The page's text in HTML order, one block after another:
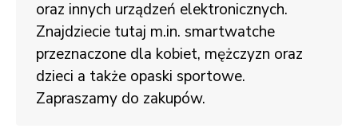
oraz innych urządzeń elektronicznych.
Znajdziecie tutaj m.in. smartwatche
przeznaczone dla kobiet, mężczyzn oraz
dzieci a także opaski sportowe.
Zapraszamy do zakupów.